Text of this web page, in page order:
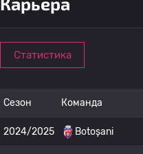
Статистика
Сезон Команда
2024/2025 Botoșani